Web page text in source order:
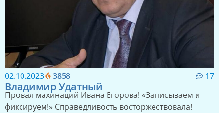
02.10.2023 3858 17
Владимир Удатный
Провал махинаций Ивана Егорова! «Записываем и
фиксируем!» Справедливость восторжествовала!